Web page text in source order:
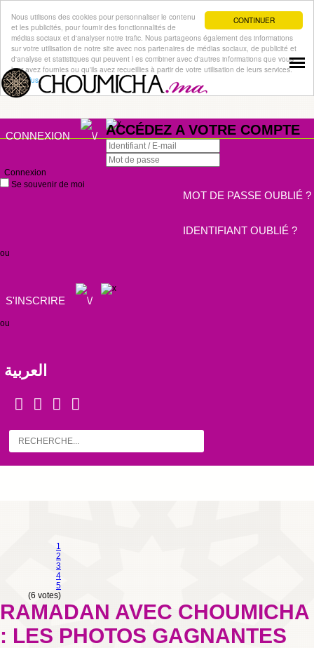
CONTINUER
Nous utilisons des cookies pour personnaliser le contenu
et les publicités, pour fournir des fonctionnalités de
médias sociaux et d'analyser notre trafic. Nous partageons également des informations
sur votre utilisation de notre site avec nos partenaires de médias sociaux, de publicité et
d'analyse et statistiques qui peuvent l es combiner avec d'autres informations que vous
leur avez fournies ou qu'ils avez recueillies à partir de votre utilisation de leurs services.
Lire plus
CONNEXION ACCÉDEZ A VOTRE COMPTE
Connexion
Se souvenir de moi
MOT DE PASSE OUBLIÉ ?
IDENTIFIANT OUBLIÉ ?
ou
S'INSCRIRE
ou
العربية
1
2
3
4
5
(6 votes)
RAMADAN AVEC CHOUMICHA
: LES PHOTOS GAGNANTES